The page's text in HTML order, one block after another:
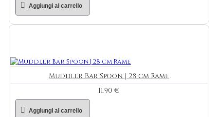
Aggiungi al carrello
Muddler Bar Spoon | 28 cm Rame
11,90 €
Aggiungi al carrello